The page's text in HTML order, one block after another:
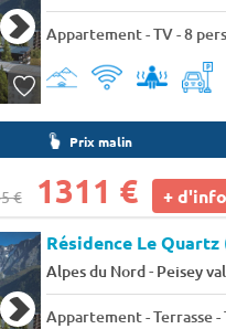
Prix malin
€ 1311 € +
Résidence Le Quartz
Alpes du Nord- Peisey